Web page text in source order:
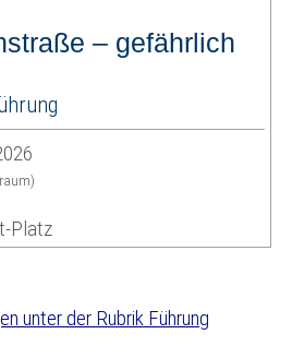
– gefährlich
Platz